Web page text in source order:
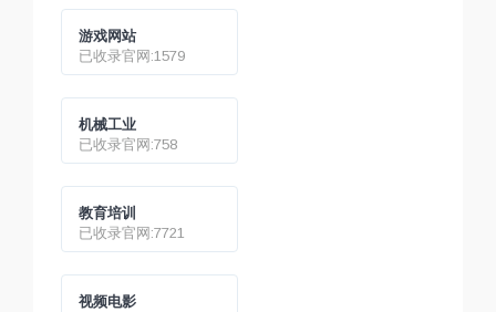
游戏网站
已收录官网:1579
机械工业
已收录官网:758
教育培训
已收录官网:7721
视频电影